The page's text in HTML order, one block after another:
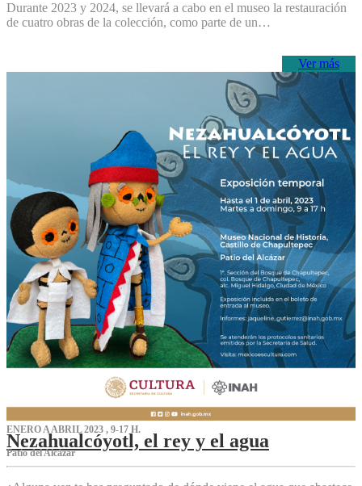
Durante 2023 y 2024, se llevará a cabo en el museo la restauración
de cuatro obras de la colección, como parte de un…
Ver más
ENERO A ABRIL 2023 , 9-17 H.
Nezahualcóyotl, el rey y el agua
Patio del Alcázar